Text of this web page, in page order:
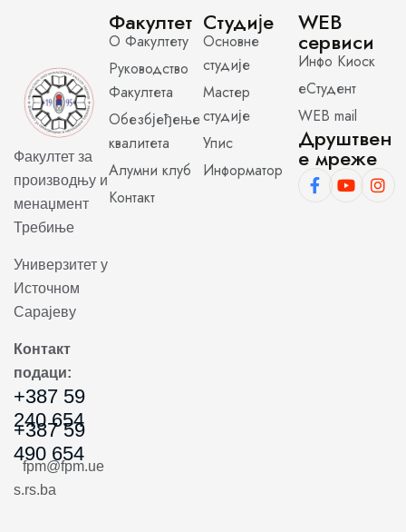
Факултет за
производњу и
менаџмент
Требиње
Универзитет у
Источном
Сарајеву
Контакт
подаци:
+387 59
240 654
+387 59
490 654
fpm@fpm.ue
s.rs.ba
Факултет
О Факултету
Руководство
Факултета
Обезбјеђење
квалитета
Алумни клуб
Контакт
Студије
Основне
студије
Мастер
студије
Упис
Информатор
WEB
сервиси
Инфо Киоск
еСтудент
WEB mail
Друштвен
е мреже